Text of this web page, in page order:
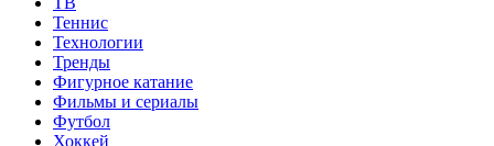
Теннис
Технологии
Тренды
Фигурное катание
Фильмы и сериалы
Футбол
Хоккей